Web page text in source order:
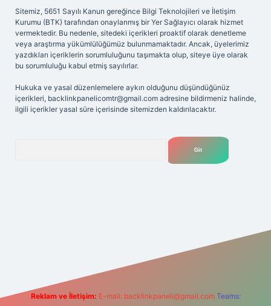
Sitemiz, 5651 Sayılı Kanun gereğince Bilgi Teknolojileri ve İletişim
Kurumu (BTK) tarafından onaylanmış bir Yer Sağlayıcı olarak hizmet
vermektedir. Bu nedenle, sitedeki içerikleri proaktif olarak denetleme
veya araştırma yükümlülüğümüz bulunmamaktadır. Ancak, üyelerimiz
yazdıkları içeriklerin sorumluluğunu taşımakta olup, siteye üye olarak
bu sorumluluğu kabul etmiş sayılırlar.
Hukuka ve yasal düzenlemelere aykırı olduğunu düşündüğünüz
içerikleri, backlinkpanelicomtr@gmail.com adresine bildirmeniz halinde,
ilgili içerikler yasal süre içerisinde sitemizden kaldırılacaktır.
Reklam ve İletişim: E-mail: backlinkpaneli@gmail.com Teams: